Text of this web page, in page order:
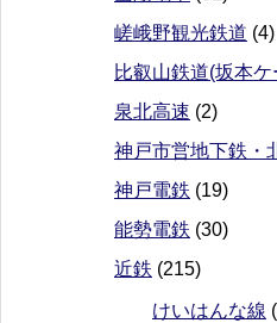
嵯峨野観光鉄道 (4)
比叡山鉄道(坂本
泉北高速 (2)
神戸市営地下鉄・
神戸電鉄 (19)
能勢電鉄 (30)
近鉄 (215)
けいはんな線